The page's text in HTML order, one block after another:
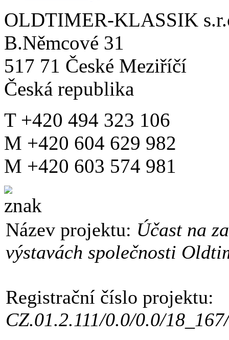
OLDTIMER-KLASSIK
B.Němcové 31
517 71 České Meziříčí
Česká republika
T +420 494 323 106
M +420 604 629 982
M +420 603 574 981
Název projektu: Účast na
výstavách společnosti
Registrační číslo projektu:
CZ.01.2.111/0.0/0.0/